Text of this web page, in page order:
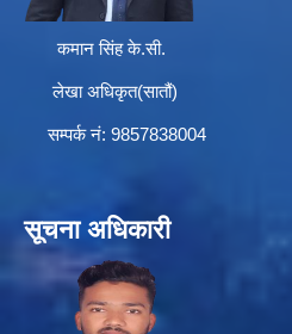
कमान सिंह के.सी.
लेखा अधिकृत(सातौं)
सम्पर्क न‌ं: 9857838004
सूचना अधिकारी